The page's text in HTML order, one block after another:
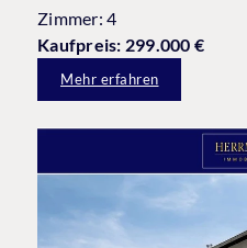
Zimmer: 4
Kaufpreis: 299.000 €
Mehr erfahren